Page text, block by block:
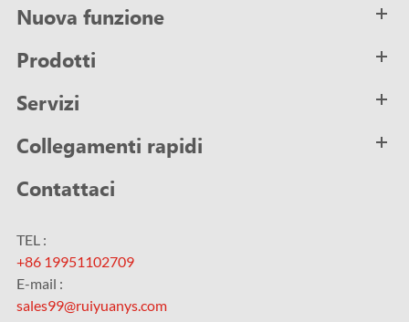
Nuova funzione
Prodotti
Servizi
Collegamenti rapidi
Contattaci
TEL :
+86 19951102709
E-mail :
sales99@ruiyuanys.com